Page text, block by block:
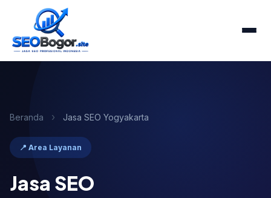
Beranda › Jasa SEO Yogyakarta
📍 Area Layanan
Jasa SEO